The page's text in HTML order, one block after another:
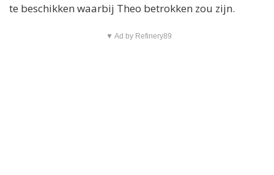
te beschikken waarbij Theo betrokken zou zijn.
▼ Ad by Refinery89